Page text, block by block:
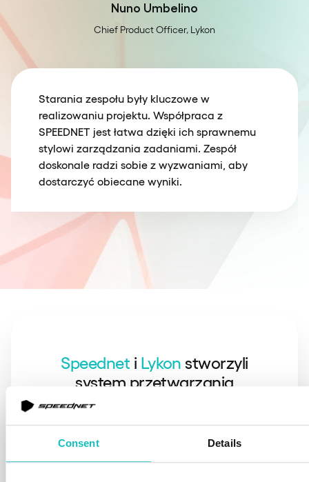
Consent Details
Nuno Umbelino
Chief Product Officer, Lykon
Starania zespołu były kluczowe w
realizowaniu projektu. Współpraca z
SPEEDNET jest łatwa dzięki ich sprawnemu
stylowi zarządzania zadaniami. Zespół
doskonale radzi sobie z wyzwaniami, aby
dostarczyć obiecane wyniki.
Speednet i Lykon stworzyli
system przetwarzania
danych biometrycznych
umożliwiający zakup testów
DNA i dostęp do wyników.
Poznaj nas